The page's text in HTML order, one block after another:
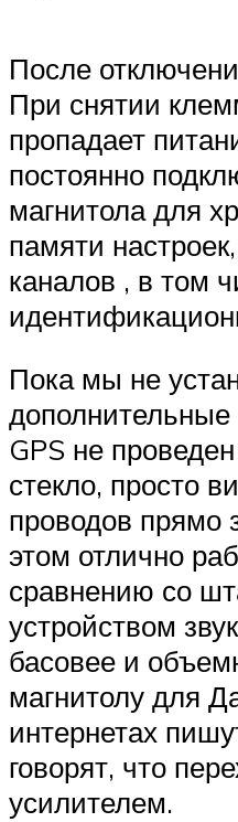
После
При снятии
пропадает
постоянно
магнитола для
памяти
каналов , в том
Пока мы не
GPS не
стекло, просто
проводов прямо
этом отлично
сравнению со
устройством
басовее и
магнитолу для
интернетах
говорят, что
усилителем.